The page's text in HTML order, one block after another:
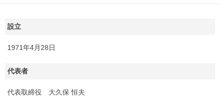
設立
1971年4月28日
代表者
代表取締役 大久保 恒夫